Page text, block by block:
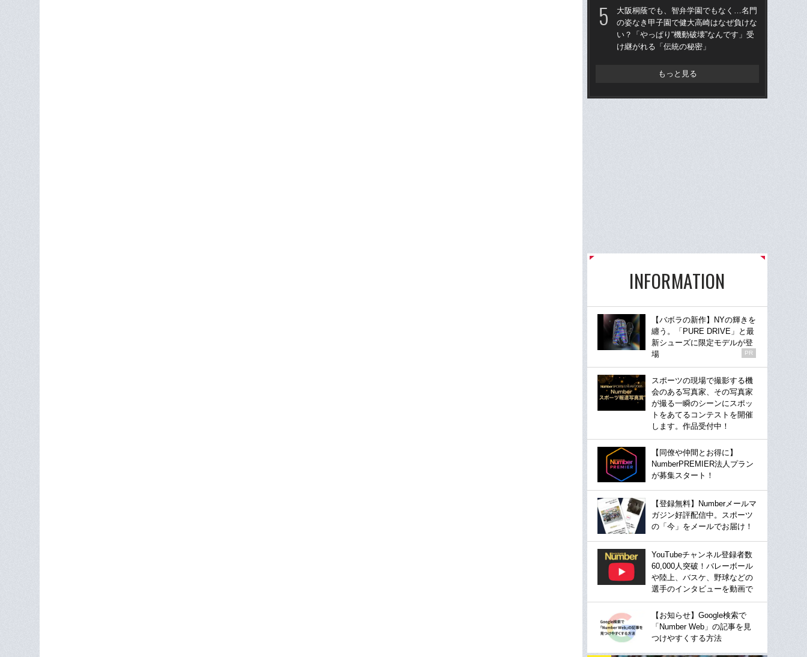
大阪桐蔭でも、智弁学園でもなく…名門
の姿なき甲子園で健大高崎はなぜ負けな
い？「やっぱり“機動破壊”なんです」受
け継がれる「伝統の秘密」
もっと見る
INFORMATION
【バボラの新作】NYの輝きを
纏う。「PURE DRIVE」と最
新シューズに限定モデルが登
場
PR
スポーツの現場で撮影する機
会のある写真家、その写真家
が撮る一瞬のシーンにスポッ
トをあてるコンテストを開催
します。作品受付中！
【同僚や仲間とお得に】
NumberPREMIER法人プラン
が募集スタート！
【登録無料】Numberメールマ
ガジン好評配信中。スポーツ
の「今」をメールでお届け！
YouTubeチャンネル登録者数
60,000人突破！バレーボール
や陸上、バスケ、野球などの
選手のインタビューを動画で
【お知らせ】Google検索で
「Number Web」の記事を見
つけやすくする方法